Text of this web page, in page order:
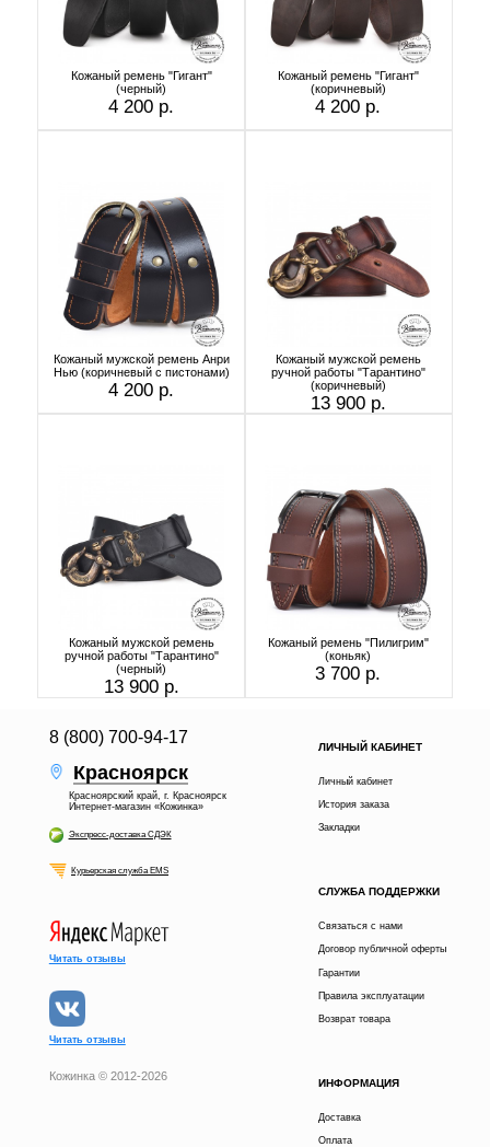
Кожаный ремень "Гигант"
(черный)
4 200 р.
Кожаный ремень "Гигант"
(коричневый)
4 200 р.
Кожаный мужской ремень Анри
Нью (коричневый с пистонами)
4 200 р.
Кожаный мужской ремень
ручной работы "Тарантино"
(коричневый)
13 900 р.
Кожаный мужской ремень
ручной работы "Тарантино"
(черный)
13 900 р.
Кожаный ремень "Пилигрим"
(коньяк)
3 700 р.
8 (800) 700-94-17
Красноярск
Красноярский край, г. Красноярск
Интернет-магазин «Кожинка»
Экспресс-доставка СДЭК
Курьерская служба EMS
ЛИЧНЫЙ КАБИНЕТ
Личный кабинет
История заказа
Закладки
СЛУЖБА ПОДДЕРЖКИ
Связаться с нами
Договор публичной оферты
Гарантии
Правила эксплуатации
Возврат товара
ИНФОРМАЦИЯ
Доставка
Оплата
Читать отзывы
Читать отзывы
Кожинка © 2012-2026